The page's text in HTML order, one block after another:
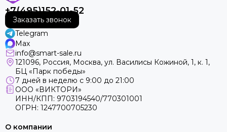
+7(495)152-01-52
Заказать звонок
Telegram
Max
info@smart-sale.ru
121096, Россия, Москва, ул. Василисы Кожиной, 1, к. 1,
БЦ «Парк победы»
7 дней в неделю с 9:00 до 21:00
ООО «ВИКТОРИ»
ИНН/КПП: 9703194540/770301001
ОГРН: 1247700705230
О компании